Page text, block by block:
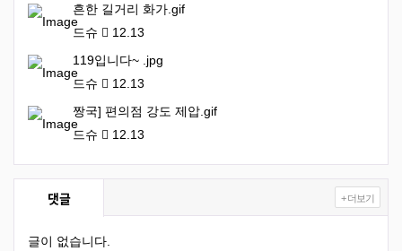
흔한 길거리 화가.gif
드슈
12.13
119입니다~ .jpg
드슈
12.13
짱국] 편의점 강도 제압.gif
드슈
12.13
댓글 + 더보기
글이 없습니다.